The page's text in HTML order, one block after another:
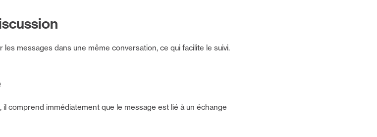
messages dans une même conversation, ce qui facilite le suivi.
il comprend immédiatement que le message est lié à un échange